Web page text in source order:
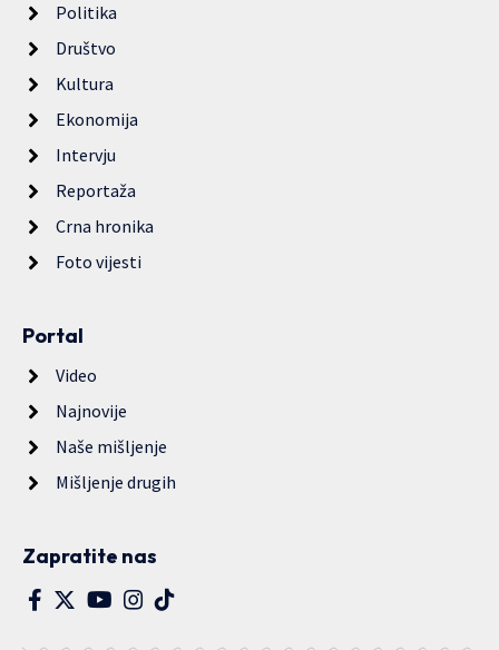
Politika
Društvo
Kultura
Ekonomija
Intervju
Reportaža
Crna hronika
Foto vijesti
Portal
Video
Najnovije
Naše mišljenje
Mišljenje drugih
Zapratite nas